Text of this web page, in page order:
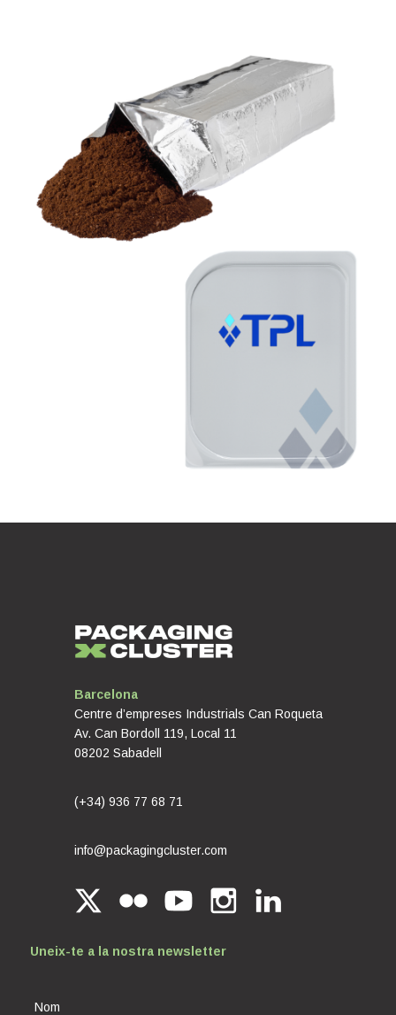
Barcelona
Centre d’empreses Industrials Can Roqueta
Av. Can Bordoll 119, Local 11
08202 Sabadell
(+34) 936 77 68 71
info@packagingcluster.com
Uneix-te a la nostra newsletter